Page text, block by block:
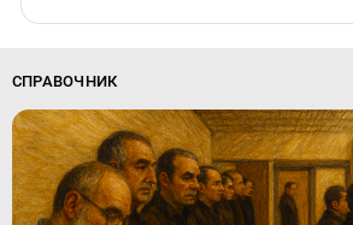
СПРАВОЧНИК